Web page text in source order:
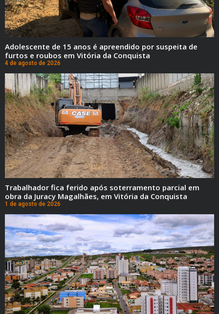
Adolescente de 15 anos é apreendido por suspeita de
furtos e roubos em Vitória da Conquista
4 de agosto de 2026
Trabalhador fica ferido após soterramento parcial em
obra da Juracy Magalhães, em Vitória da Conquista
1 de agosto de 2026